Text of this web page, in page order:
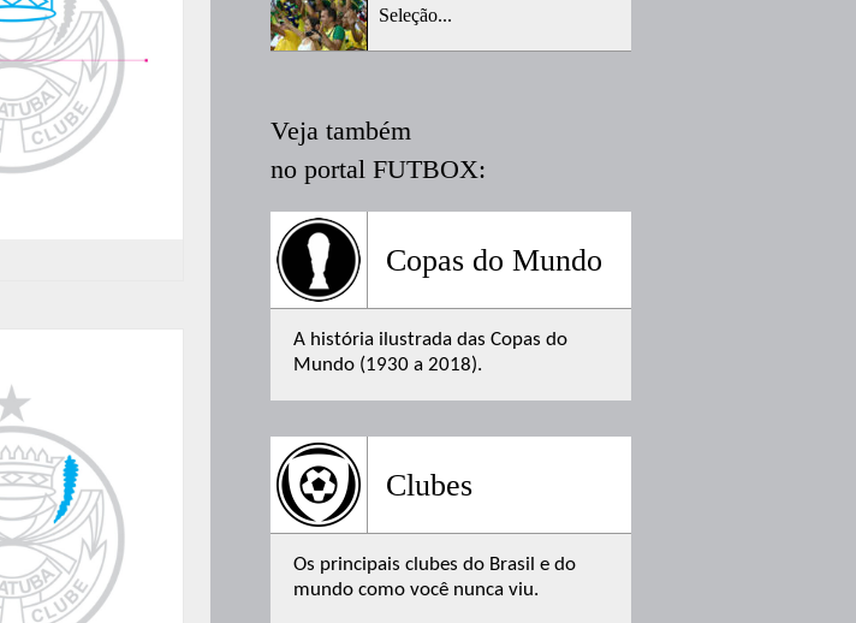
Seleção...
Veja também
no portal FUTBOX:
Copas do Mundo
A história ilustrada das Copas do
Mundo (1930 a 2018).
Clubes
Os principais clubes do Brasil e do
mundo como você nunca viu.